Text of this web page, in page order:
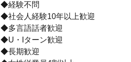
◆経験不問
◆社会人経験10年以上歓迎
◆多言語話者歓迎
◆U・Iターン歓迎
◆長期歓迎